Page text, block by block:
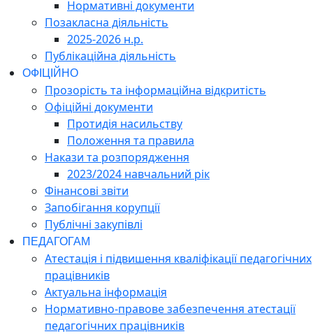
Нормативні документи
Позакласна діяльність
2025-2026 н.р.
Публікаційна діяльність
ОФІЦІЙНО
Прозорість та інформаційна відкритість
Офіційні документи
Протидія насильству
Положення та правила
Накази та розпорядження
2023/2024 навчальний рік
Фінансові звіти
Запобігання корупції
Публічні закупівлі
ПЕДАГОГАМ
Атестація і підвишення кваліфікації педагогічних
працівників
Актуальна інформація
Нормативно-правове забезпечення атестації
педагогічних працівників